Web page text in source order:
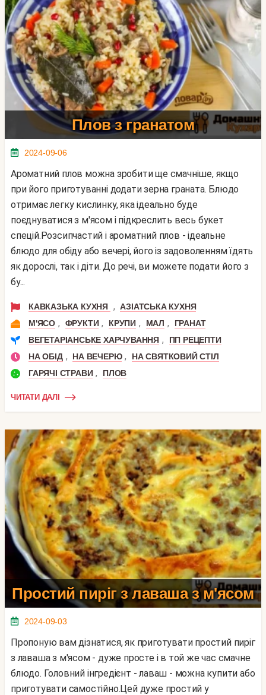
Плов з гранатом
2024-09-06
Ароматний плов можна зробити ще смачніше, якщо
при його приготуванні додати зерна граната. Блюдо
отримає легку кислинку, яка ідеально буде
поєднуватися з м'ясом і підкреслить весь букет
спецій.Розсипчастий і ароматний плов - ідеальне
блюдо для обіду або вечері, його із задоволенням їдять
як дорослі, так і діти. До речі, ви можете подати його з
бу...
КАВКАЗЬКА КУХНЯ , АЗІАТСЬКА КУХНЯ
М'ЯСО , ФРУКТИ , КРУПИ , МАЛ ,
ГРАНАТ
ВЕГЕТАРІАНСЬКЕ ХАРЧУВАННЯ ,
ПП РЕЦЕПТИ
НА ОБІД , НА ВЕЧЕРЮ ,
НА СВЯТКОВИЙ СТІЛ
ГАРЯЧІ СТРАВИ , ПЛОВ
ЧИТАТИ ДАЛІ
Простий пиріг з лаваша з м'ясом
2024-09-03
Пропоную вам дізнатися, як приготувати простий пиріг
з лаваша з м'ясом - дуже просте і в той же час смачне
блюдо. Головний інгредієнт - лаваш - можна купити або
приготувати самостійно.Цей дуже простий у